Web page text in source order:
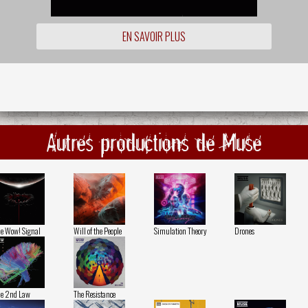
EN SAVOIR PLUS
Autres productions de Muse
Wow! Signal Will of the People Simulation Theory Drones
2nd Law The Resistance